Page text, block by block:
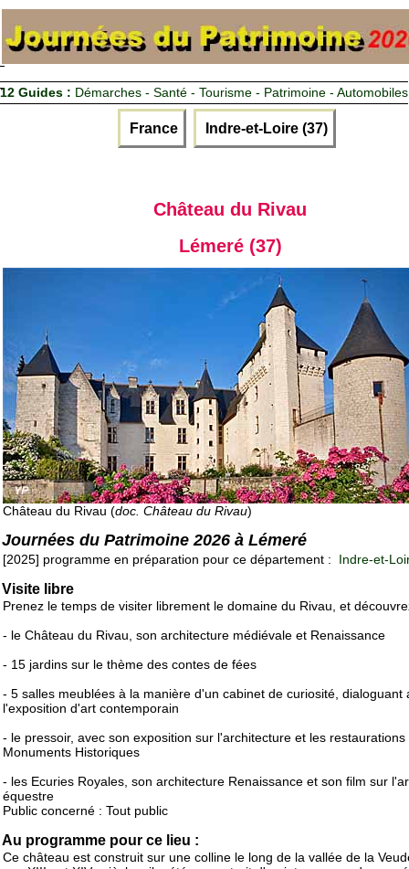
12 Guides : Démarches - Santé - Tourisme - Patrimoine - Automobiles
France Indre-et-Loire (37)
Château du Rivau
Lémeré (37)
Château du Rivau (doc. Château du Rivau)
Journées du Patrimoine 2026 à Lémeré
[2025] programme en préparation pour ce département : Indre-et-
Visite libre
Prenez le temps de visiter librement le domaine du Rivau, et
- le Château du Rivau, son architecture médiévale et Renaissance
- 15 jardins sur le thème des contes de fées
- 5 salles meublées à la manière d'un cabinet de curiosité, dialoguant
l'exposition d'art contemporain
- le pressoir, avec son exposition sur l'architecture et les restaurations
Monuments Historiques
- les Ecuries Royales, son architecture Renaissance et son film sur
équestre
Public concerné : Tout public
Au programme pour ce lieu :
Ce château est construit sur une colline le long de la vallée de la